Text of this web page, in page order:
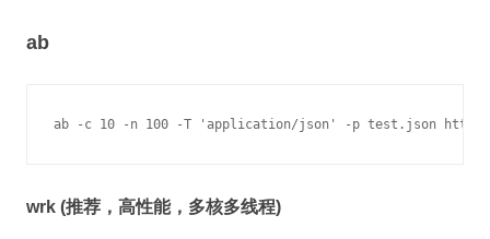
ab
ab -c 10 -n 100 -T 'application/json' -p test.json
wrk (推荐，高性能，多核多线程)